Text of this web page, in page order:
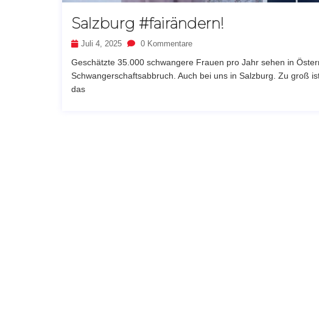
Salzburg #fairändern!
Juli 4, 2025 0 Kommentare
Geschätzte 35.000 schwangere Frauen pro Jahr sehen in
Schwangerschaftsabbruch. Auch bei uns in Salzburg. Zu groß
das